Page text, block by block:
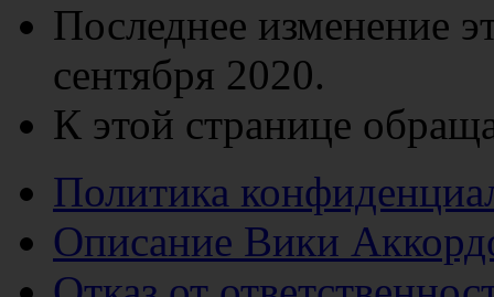
Последнее изменение
сентября 2020.
К этой странице
Политика
Описание Вики